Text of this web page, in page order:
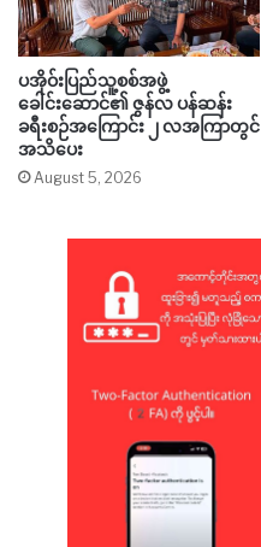
ပအိုဝ်းပြည်သူ့စစ်အဖွဲ့
ခေါင်းဆောင်၏ ဇွန်လ ပန်ဆန်း
ခရီးစဉ်အကြောင်း ၂ လအကြာတွင်
အသိပေး
August 5, 2026